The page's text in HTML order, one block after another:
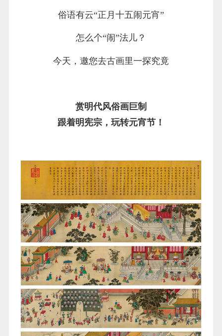
俗语有云“正月十五闹元宵”
怎么个“闹”法儿？
今天，邀您去古画里一探究竟
赏明代风俗画巨制
跟着明宪宗，玩转元宵节！